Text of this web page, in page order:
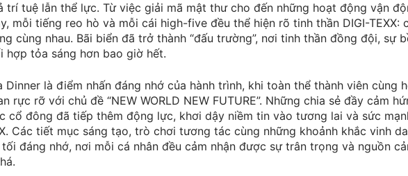
trí tuệ lẫn thể lực. Từ việc giải mã mật thư cho đến những hoạt động vận
mỗi tiếng reo hò và mỗi cái high-five đều thể hiện rõ tinh thần DIGI-TEXX:
cùng nhau. Bãi biển đã trở thành “đấu trường”, nơi tinh thần đồng đội, sự
hợp tỏa sáng hơn bao giờ hết.
Dinner là điểm nhấn đáng nhớ của hành trình, khi toàn thể thành viên cùng
rực rỡ với chủ đề “NEW WORLD NEW FUTURE”. Những chia sẻ đầy cảm
cổ đông đã tiếp thêm động lực, khơi dậy niềm tin vào tương lai và sức
Các tiết mục sáng tạo, trò chơi tương tác cùng những khoảnh khắc vinh
đáng nhớ, nơi mỗi cá nhân đều cảm nhận được sự trân trọng và nguồn